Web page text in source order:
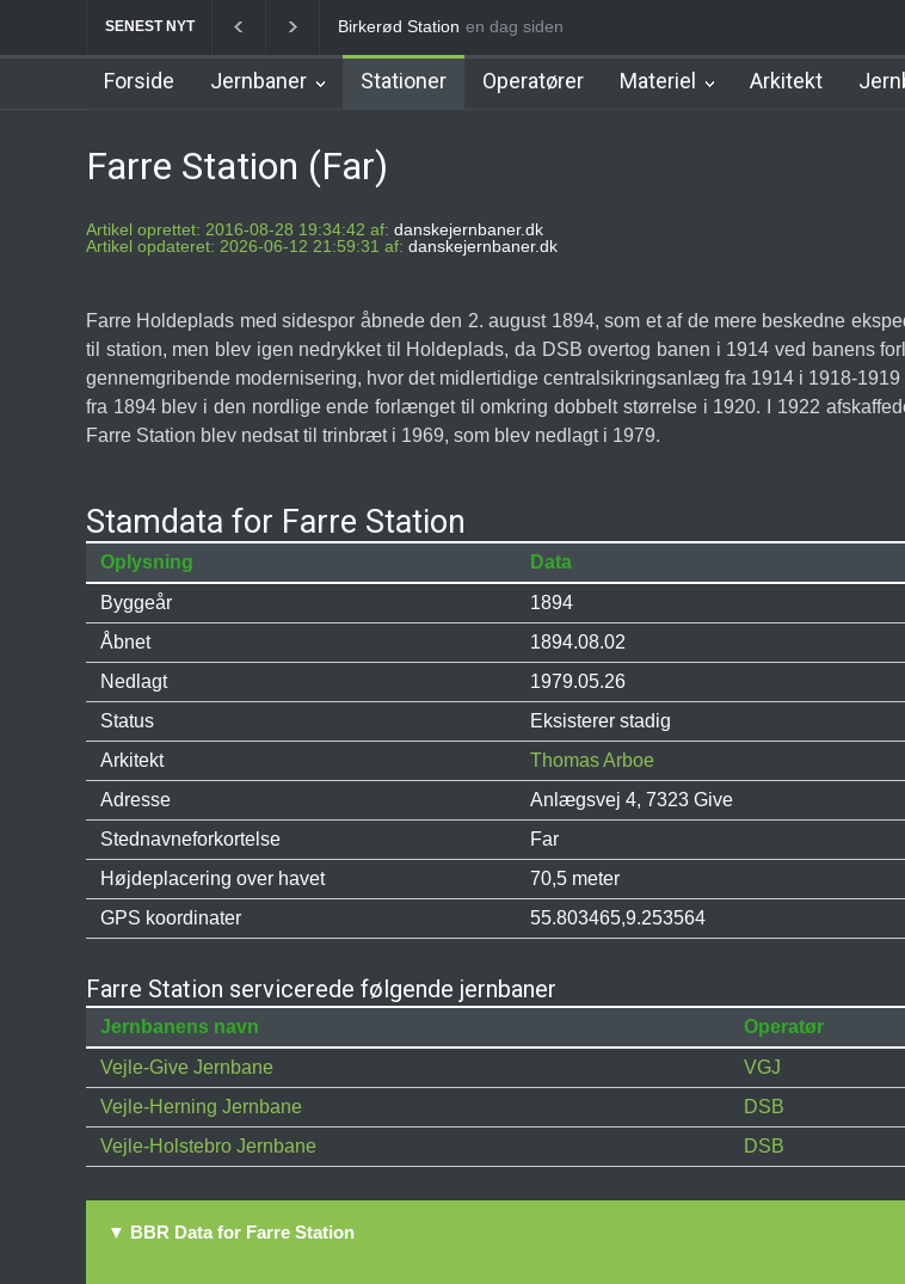
SENEST NYT Allerød Station Favrholm Station
en dag siden
Forside Jernbaner Stationer Operatører Materiel Arkitekt
Farre Station (Far)
Artikel oprettet: 2016-08-28 19:34:42 af: danskejernbaner.dk
Artikel opdateret: 2026-06-12 21:59:31 af: danskejernbaner.dk
Farre Holdeplads med sidespor åbnede den 2. august 1894, som et af de mere beskedne
til station, men blev igen nedrykket til Holdeplads, da DSB overtog banen i 1914 ved banens
gennemgribende modernisering, hvor det midlertidige centralsikringsanlæg fra 1914 i 1918-
fra 1894 blev i den nordlige ende forlænget til omkring dobbelt størrelse i 1920. I 1922
Farre Station blev nedsat til trinbræt i 1969, som blev nedlagt i 1979.
Stamdata for Farre Station
Oplysning
Data
Byggeår
1894
Åbnet
1894.08.02
Nedlagt
1979.05.26
Status
Eksisterer stadig
Arkitekt
Thomas Arboe
Adresse
Anlægsvej 4, 7323 Give
Stednavneforkortelse
Far
Højdeplacering over havet
70,5 meter
GPS koordinater
55.803465,9.253564
Farre Station servicerede følgende jernbaner
Jernbanens navn Operatør
Vejle-Give Jernbane
VGJ
Vejle-Herning Jernbane
DSB
Vejle-Holstebro Jernbane
DSB
▼ BBR Data for Farre Station